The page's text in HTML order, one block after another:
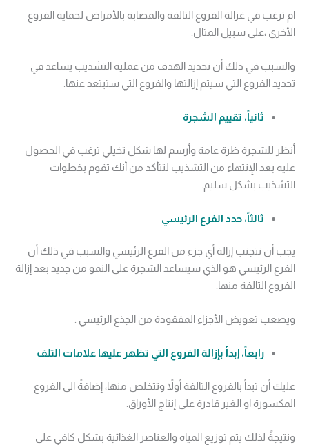
ام ترغب في غزالة الفروع التالفة والمصابة بالأمراض لحماية الفروع
الأخرى ،على سبيل المثال.
والسبب في ذلك أن تحديد الهدف من عملية التشذيب يساعد في
تحديد الفروع التي سيتم إزالتها والفروع التي ستبتعد عنها.
ثانياً، تقييم الشجرة
أنظر للشجرة ظرة عامة وأرسم لها شكل تخيلي ترغب في الحصول
عليه بعد الإنتهاء من التشذيب لتتأكد من أنك تقوم بخطوات
التشذيب بشكل سليم.
ثالثاً، حدد الفرع الرئيسي
يجب أن تتجنب إزالة أي جزء من الفرع الرئيسي والسبب في ذلك أن
الفرع الرئيسي هو الذي سيساعد الشجرة على النمو من جديد بعد إزالة
الفروع التالفة منها.
ويصعب تعويض الأجزاء المفقودة من الجذع الرئيسي .
رابعاً، إبدأ بإزالة الفروع التي تظهر عليها علامات التلف
عليك أن تبدأ بالفروع التالفة أولاً وتتخلص منها، إضافةً الى الفروع
المكسورة او الغير قادرة على إنتاج الأوراق.
ونتيجةً لذلك يتم توزيع المياه والعناصر الغذائية بشكل كافي على